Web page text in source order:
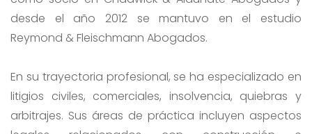
desde el año 2012 se mantuvo en el estudio
Reymond & Fleischmann Abogados.
En su trayectoria profesional, se ha especializado en
litigios civiles, comerciales, insolvencia, quiebras y
arbitrajes. Sus áreas de práctica incluyen aspectos